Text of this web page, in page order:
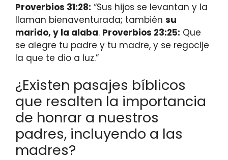
Proverbios 31:28: “Sus hijos se levantan y la
llaman bienaventurada; también su
marido, y la alaba. Proverbios 23:25: Que
se alegre tu padre y tu madre, y se regocije
la que te dio a luz.”
¿Existen pasajes bíblicos
que resalten la importancia
de honrar a nuestros
padres, incluyendo a las
madres?